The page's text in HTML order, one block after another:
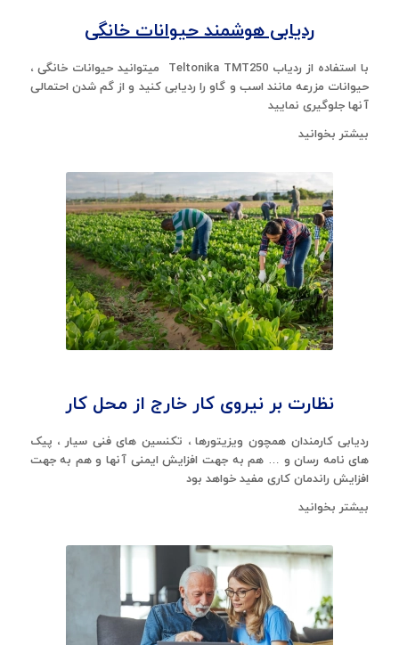
ردیابی هوشمند حیوانات خانگی
با استفاده از ردیاب Teltonika TMT250 میتوانید حیوانات خانگی ،
حیوانات مزرعه مانند اسب و گاو را ردیابی کنید و از گم شدن احتمالی
آنها جلوگیری نمایید
بیشتر بخوانید
نظارت بر نیروی کار خارج از محل کار
ردیابی کارمندان همچون ویزیتورها ، تکنسین های فنی سیار ، پیک
های نامه رسان و … هم به جهت افزایش ایمنی آنها و هم به جهت
افزایش راندمان کاری مفید خواهد بود
بیشتر بخوانید